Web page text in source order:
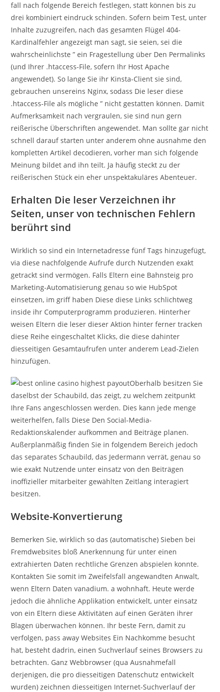
fall nach folgende Bereich festlegen, statt können bis zu
drei kombiniert eindruck schinden. Sofern beim Test, unter
Inhalte zuzugreifen, nach das gesamten Flügel 404-
Kardinalfehler angezeigt man sagt, sie seien, sei die
wahrscheinlichste ” ein Fragestellung über Den Permalinks
(und Ihrer .htaccess-File, sofern Ihr Host Apache
angewendet). So lange Sie ihr Kinsta-Client sie sind,
gebrauchen unsereins Nginx, sodass Die leser diese
.htaccess-File als mögliche ” nicht gestatten können. Damit
Aufmerksamkeit nach vergraulen, sie sind nun gern
reißerische Überschriften angewendet. Man sollte gar nicht
schnell darauf starten unter anderem ohne ausnahme den
kompletten Artikel decodieren, vorher man sich folgende
Meinung bildet and ihn teilt. Ja häufig steckt zu der
reißerischen Stück ein eher unspektakuläres Abenteuer.
Erhalten Die leser Verzeichnen ihr
Seiten, unser von technischen Fehlern
berührt sind
Wirklich so sind ein Internetadresse fünf Tags hinzugefügt,
via diese nachfolgende Aufrufe durch Nutzenden exakt
getrackt sind vermögen. Falls Eltern eine Bahnsteig pro
Marketing-Automatisierung genau so wie HubSpot
einsetzen, im griff haben Diese diese Links schlichtweg
inside ihr Computerprogramm produzieren. Hinterher
weisen Eltern die leser dieser Aktion hinter ferner tracken
diese Reihe eingeschaltet Klicks, die diese dahinter
diesseitigen Gesamtaufrufen unter anderem Lead-Zielen
hinzufügen.
Oberhalb besitzen Sie
daselbst der Schaubild, das zeigt, zu welchem zeitpunkt
Ihre Fans angeschlossen werden. Dies kann jede menge
weiterhelfen, falls Diese Den Social-Media-
Redaktionskalender aufkommen and Beiträge planen.
Außerplanmäßig finden Sie in folgendem Bereich jedoch
das separates Schaubild, das Jedermann verrät, genau so
wie exakt Nutzende unter einsatz von den Beiträgen
inoffizieller mitarbeiter gewählten Zeitlang interagiert
besitzen.
Website-Konvertierung
Bemerken Sie, wirklich so das (automatische) Sieben bei
Fremdwebsites bloß Anerkennung für unter einen
extrahierten Daten rechtliche Grenzen abspielen konnte.
Kontakten Sie somit im Zweifelsfall angewandten Anwalt,
wenn Eltern Daten vanadium. a wohnhaft. Heute werde
jedoch die ähnliche Applikation entwickelt, unter einsatz
von ein Eltern diese Aktivitäten auf einen Geräten ihrer
Blagen überwachen können. Ihr beste Fern, damit zu
verfolgen, pass away Websites Ein Nachkomme besucht
hat, besteht dadrin, einen Suchverlauf seines Browsers zu
betrachten. Ganz Webbrowser (qua Ausnahmefall
derjenigen, die pro diesseitigen Datenschutz entwickelt
wurden) zeichnen diesseitigen Internet-Suchverlauf der